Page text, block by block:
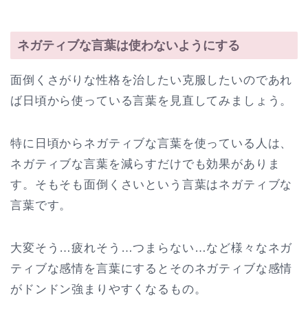
ネガティブな言葉は使わないようにする
面倒くさがりな性格を治したい克服したいのであれ
ば日頃から使っている言葉を見直してみましょう。
特に日頃からネガティブな言葉を使っている人は、
ネガティブな言葉を減らすだけでも効果がありま
す。そもそも面倒くさいという言葉はネガティブな
言葉です。
大変そう…疲れそう…つまらない…など様々なネガ
ティブな感情を言葉にするとそのネガティブな感情
がドンドン強まりやすくなるもの。